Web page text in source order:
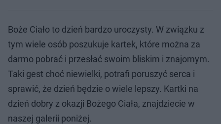
Boże Ciało to dzień bardzo uroczysty. W związku z
tym wiele osób poszukuje kartek, które można za
darmo pobrać i przesłać swoim bliskim i znajomym.
Taki gest choć niewielki, potrafi poruszyć serca i
sprawić, że dzień będzie o wiele lepszy. Kartki na
dzień dobry z okazji Bożego Ciała, znajdziecie w
naszej galerii poniżej.